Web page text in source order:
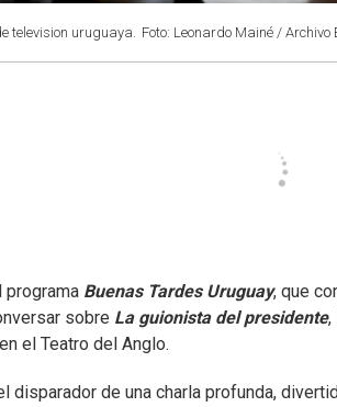
television uruguaya. Foto: Leonardo Mainé / Archivo
programa Buenas Tardes Uruguay, que
sobre La guionista del presidente,
el Teatro del Anglo.
disparador de una charla profunda,